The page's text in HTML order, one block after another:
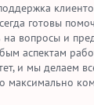
готовы
на вопросы и
аспектам
и мы делаем
максимально